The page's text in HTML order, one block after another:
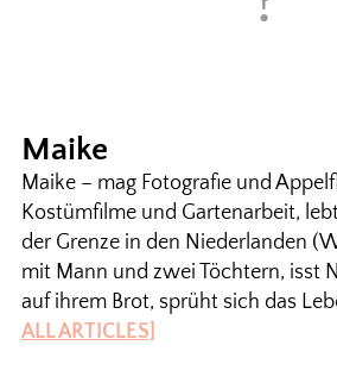
Maike
Maike – mag Fotografie und
Kostümfilme und Gartenarbeit,
der Grenze in den Niederlanden
mit Mann und zwei Töchtern, isst
auf ihrem Brot, sprüht sich das
ALL ARTICLES]